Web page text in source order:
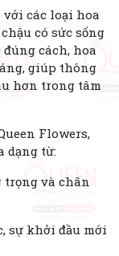
với các loại hoa
có sức sống
cách, hoa
giúp thông
hơn trong tâm
Flowers,
dạng từ:
và chân
sự khởi đầu mới